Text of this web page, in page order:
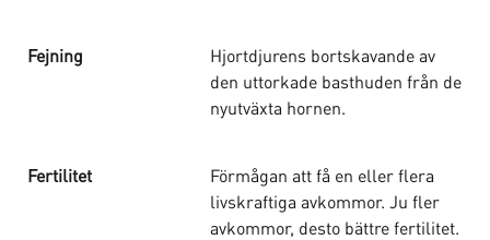
Fejning
Hjortdjurens bortskavande av
den uttorkade basthuden från de
nyutväxta hornen.
Fertilitet
Förmågan att få en eller flera
livskraftiga avkommor. Ju fler
avkommor, desto bättre fertilitet.